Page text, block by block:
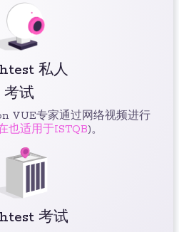
私人
考试
VUE专家通过网络视频进行
也适用于ISTQB)。
考试